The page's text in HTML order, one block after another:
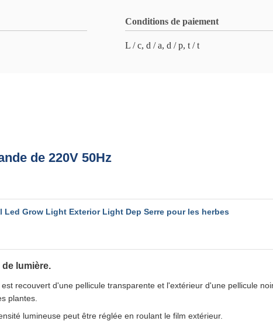
Conditions de paiement
L / c, d / a, d / p, t / t
de 220V 50Hz
Led Grow Light Exterior Light Dep Serre pour les herbes
lumière.
recouvert d'une pellicule transparente et l'extérieur d'une pellicule
plantes.
lumineuse peut être réglée en roulant le film extérieur.